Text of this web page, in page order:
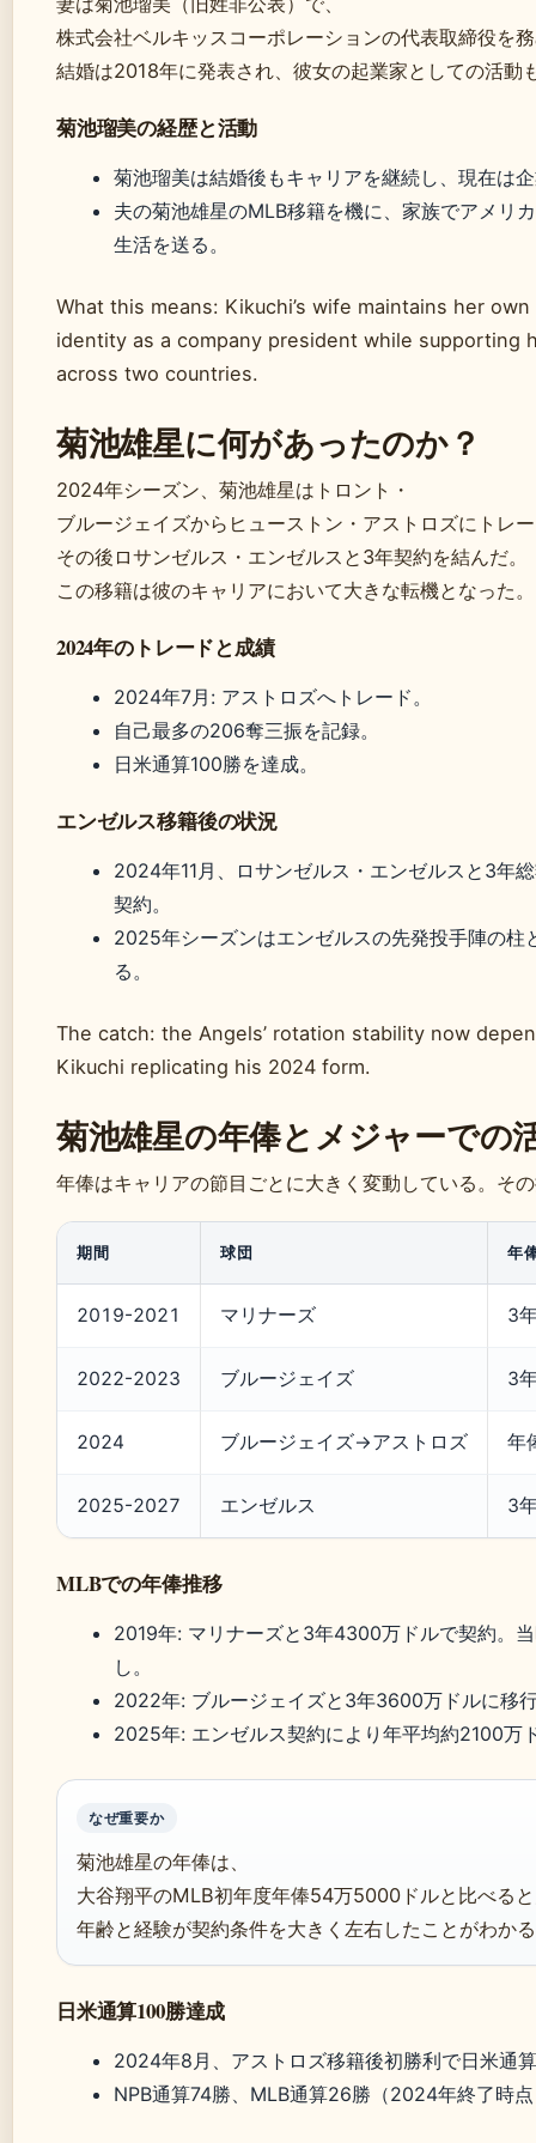
株式会社ベルキッスコーポレーションの代表取締役を
結婚は2018年に発表され、彼女の起業家としての活動
菊池瑠美の経歴と活動
菊池瑠美は結婚後もキャリアを継続し、現在は
夫の菊池雄星のMLB移籍を機に、家族でアメリ
生活を送る。
What this means: Kikuchi’s wife maintains her
identity as a company president while supporting
across two countries.
菊池雄星に何があったのか？
2024年シーズン、菊池雄星はトロント・
ブルージェイズからヒューストン・アストロズにトレ
その後ロサンゼルス・エンゼルスと3年契約を結んだ。
この移籍は彼のキャリアにおいて大きな転機となった。
2024年のトレードと成績
2024年7月: アストロズへトレード。
自己最多の206奪三振を記録。
日米通算100勝を達成。
エンゼルス移籍後の状況
2024年11月、ロサンゼルス・エンゼルスと3年
契約。
2025年シーズンはエンゼルスの先発投手陣の柱
る。
The catch: the Angels’ rotation stability now
Kikuchi replicating his 2024 form.
菊池雄星の年俸とメジャーでの
年俸はキャリアの節目ごとに大きく変動している。そ
期間 球団 年
2019-2021 マリナーズ 3
2022-2023 ブルージェイズ 3
2024 ブルージェイズ→アストロズ 年
2025-2027 エンゼルス 3
MLBでの年俸推移
2019年: マリナーズと3年4300万ドルで契約。
し。
2022年: ブルージェイズと3年3600万ドルに移
2025年: エンゼルス契約により年平均約2100万
なぜ重要か
菊池雄星の年俸は、
大谷翔平のMLB初年度年俸54万5000ドルと比べる
年齢と経験が契約条件を大きく左右したことがわか
日米通算100勝達成
2024年8月、アストロズ移籍後初勝利で日米通
NPB通算74勝、MLB通算26勝（2024年終了時